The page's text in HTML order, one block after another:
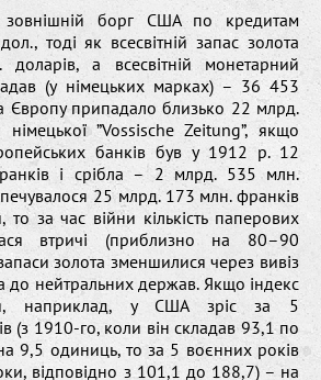
борг США по кредитам
тоді як всесвітній запас золота
а всесвітній монетарний
(у німецьких марках) – 36 453
Європу припадало близько 22 млрд.
”Vossische Zeitung”, якщо
банків був у 1912 р. 12
і срібла – 2 млрд. 535 млн.
25 млрд. 173 млн. франків
за час війни кількість паперових
втричі (приблизно на 80–90
золота зменшилися через вивіз
до нейтральних держав. Якщо індекс
наприклад, у США зріс за 5
(з 1910-го, коли він складав 93,1 по
9,5 одиниць, то за 5 воєнних років
відповідно з 101,1 до 188,7) – на